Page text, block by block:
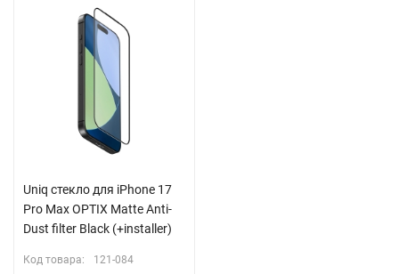
Uniq стекло для iPhone 17
Pro Max OPTIX Matte Anti-
Dust filter Black (+installer)
Код товара: 121-084